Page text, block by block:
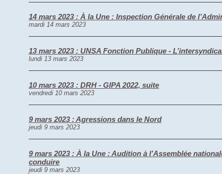
14 mars 2023 : À la Une : Inspection Générale de
mardi 14 mars 2023
13 mars 2023 : UNSA Fonction Publique -
lundi 13 mars 2023
10 mars 2023 : DRH - GIPA 2022, suite
vendredi 10 mars 2023
9 mars 2023 : Agressions dans le Nord
jeudi 9 mars 2023
9 mars 2023 : À la Une : Audition à l’Assemblée
conduire
jeudi 9 mars 2023